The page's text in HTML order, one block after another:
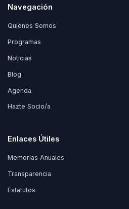
Navegación
Quiénes Somos
Programas
Noticias
Blog
Agenda
Hazte Socio/a
Enlaces Útiles
Memorias Anuales
Transparencia
Estatutos